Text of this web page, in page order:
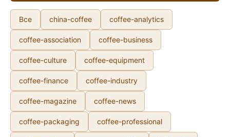
Все china-coffee coffee-analytics
coffee-association coffee-business
coffee-culture coffee-equipment
coffee-finance coffee-industry
coffee-magazine coffee-news
coffee-packaging coffee-professional